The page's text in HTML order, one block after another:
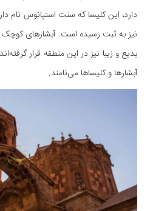
دارد، این کلیسا که سنت استپانوس نام
نیز به ثبت رسیده است. آبشارهای کوچک
بدیع و زیبا نیز در این منطقه قرار
آبشارها و کلیساها می‌نامند.